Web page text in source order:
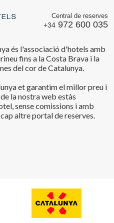
Central de reserves
+34 972 600 035
és l'associació d'hotels amb
fins a la Costa Brava i la
del cor de Catalunya.
et garantim el millor preu i
la nostra web estàs
sense comissions i amb
altre portal de reserves.